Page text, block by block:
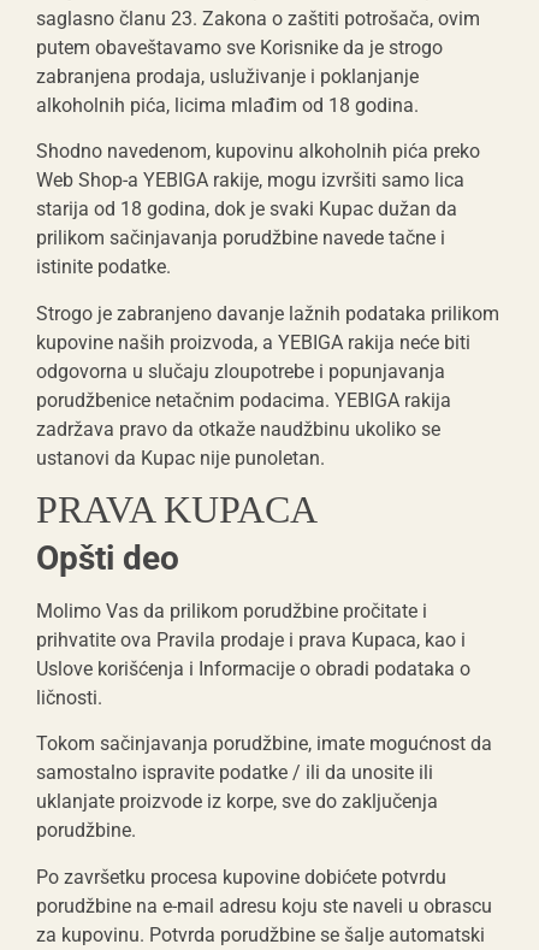
saglasno članu 23. Zakona o zaštiti potrošača, ovim
putem obaveštavamo sve Korisnike da je strogo
zabranjena prodaja, usluživanje i poklanjanje
alkoholnih pića, licima mlađim od 18 godina.
Shodno navedenom, kupovinu alkoholnih pića preko
Web Shop-a YEBIGA rakije, mogu izvršiti samo lica
starija od 18 godina, dok je svaki Kupac dužan da
prilikom sačinjavanja porudžbine navede tačne i
istinite podatke.
Strogo je zabranjeno davanje lažnih podataka prilikom
kupovine naših proizvoda, a YEBIGA rakija neće biti
odgovorna u slučaju zloupotrebe i popunjavanja
porudžbenice netačnim podacima. YEBIGA rakija
zadržava pravo da otkaže naudžbinu ukoliko se
ustanovi da Kupac nije punoletan.
PRAVA KUPACA
Opšti deo
Molimo Vas da prilikom porudžbine pročitate i
prihvatite ova Pravila prodaje i prava Kupaca, kao i
Uslove korišćenja i Informacije o obradi podataka o
ličnosti.
Tokom sačinjavanja porudžbine, imate mogućnost da
samostalno ispravite podatke / ili da unosite ili
uklanjate proizvode iz korpe, sve do zaključenja
porudžbine.
Po završetku procesa kupovine dobićete potvrdu
porudžbine na e-mail adresu koju ste naveli u obrascu
za kupovinu. Potvrda porudžbine se šalje automatski